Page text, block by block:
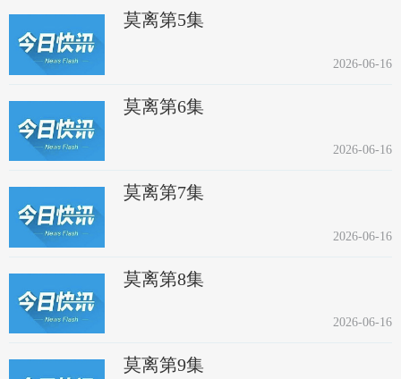
莫离第5集
2026-06-16
莫离第6集
2026-06-16
莫离第7集
2026-06-16
莫离第8集
2026-06-16
莫离第9集